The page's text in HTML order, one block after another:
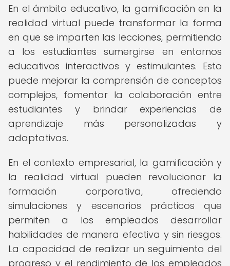
En el ámbito educativo, la gamificación en la
realidad virtual puede transformar la forma
en que se imparten las lecciones, permitiendo
a los estudiantes sumergirse en entornos
educativos interactivos y estimulantes. Esto
puede mejorar la comprensión de conceptos
complejos, fomentar la colaboración entre
estudiantes y brindar experiencias de
aprendizaje más personalizadas y
adaptativas.
En el contexto empresarial, la gamificación y
la realidad virtual pueden revolucionar la
formación corporativa, ofreciendo
simulaciones y escenarios prácticos que
permiten a los empleados desarrollar
habilidades de manera efectiva y sin riesgos.
La capacidad de realizar un seguimiento del
progreso y el rendimiento de los empleados